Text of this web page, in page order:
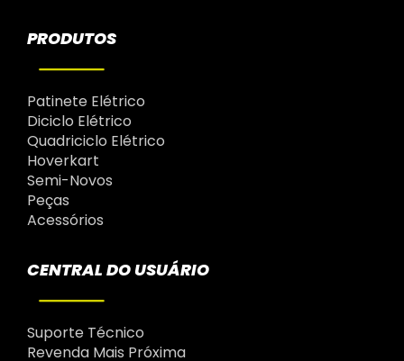
PRODUTOS
Patinete Elétrico
Diciclo Elétrico
Quadriciclo Elétrico
Hoverkart
Semi-Novos
Peças
Acessórios
CENTRAL DO USUÁRIO
Suporte Técnico
Revenda Mais Próxima